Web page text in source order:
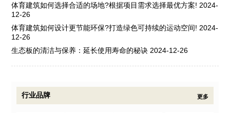
体育建筑如何选择合适的场地?根据项目需求选择最优方案! 2024-
12-26
体育建筑如何设计更节能环保?打造绿色可持续的运动空间! 2024-
12-26
生态板的清洁与保养：延长使用寿命的秘诀 2024-12-26
行业品牌 更多